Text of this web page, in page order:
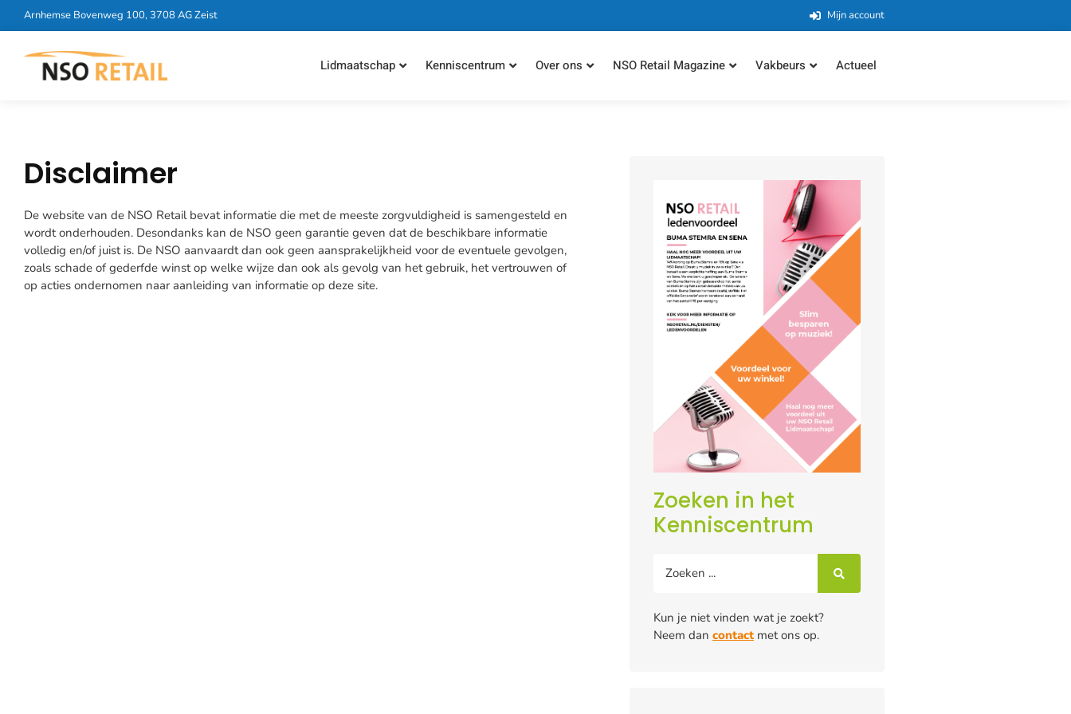
Arnhemse Bovenweg 100, 3708 AG Zeist Mijn account
Lidmaatschap Kenniscentrum Over ons NSO Retail Magazine Vakbeurs Actueel
Disclaimer
De website van de NSO Retail bevat informatie die met de meeste zorgvuldigheid is samengesteld en
wordt onderhouden. Desondanks kan de NSO geen garantie geven dat de beschikbare informatie
volledig en/of juist is. De NSO aanvaardt dan ook geen aansprakelijkheid voor de eventuele gevolgen,
zoals schade of gederfde winst op welke wijze dan ook als gevolg van het gebruik, het vertrouwen of
op acties ondernomen naar aanleiding van informatie op deze site.
Zoeken in het
Kenniscentrum
Kun je niet vinden wat je zoekt?
Neem dan contactmet ons op.